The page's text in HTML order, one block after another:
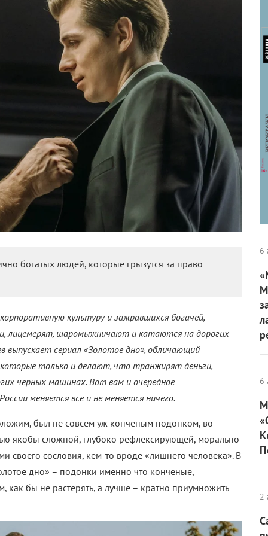
богатых людей, которые грызутся за право
культуру и зажравшихся богачей,
лицемерят, шаромыжничают и катаются на дорогих
сериал «Золотое дно», обличающий
только и делают, что транжирят деньги,
черных машинах. Вот вам и очередное
меняется все и не меняется ничего.
был не совсем уж конченым подонком, во
якобы сложной, глубоко рефлексирующей, морально
своего сословия, кем-то вроде «лишнего человека». В
дно» – подонки именно что конченые,
как бы не растерять, а лучше – кратно приумножить
6
6
2